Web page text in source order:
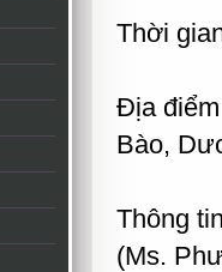
Thời
Địa
Bào,
Thông
(Ms.